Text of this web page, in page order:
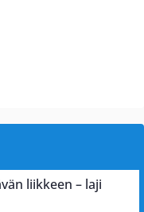
liikkeen – laji